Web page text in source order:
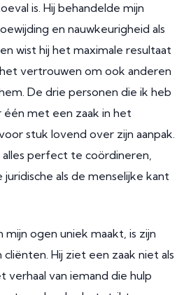
is. Hij behandelde mijn
en nauwkeurigheid als
wist hij het maximale resultaat
vertrouwen om ook anderen
De drie personen die ik heb
één met een zaak in het
stuk lovend over zijn aanpak.
alles perfect te coördineren,
als de menselijke kant
mijn ogen uniek maakt, is zijn
Hij ziet een zaak niet als
verhaal van iemand die hulp